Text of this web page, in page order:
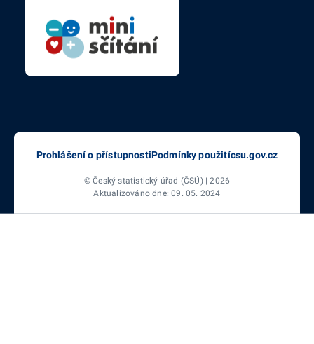
Prohlášení o přístupnostiPodmínky použitícsu.gov.cz
© Český statistický úřad (ČSÚ) | 2026
Aktualizováno dne: 09. 05. 2024